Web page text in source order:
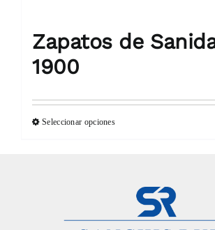
producto
Zapatos de
1900
Seleccionar opcionesEste
múltiples
variantes.